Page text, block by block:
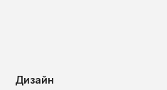
Дизайн